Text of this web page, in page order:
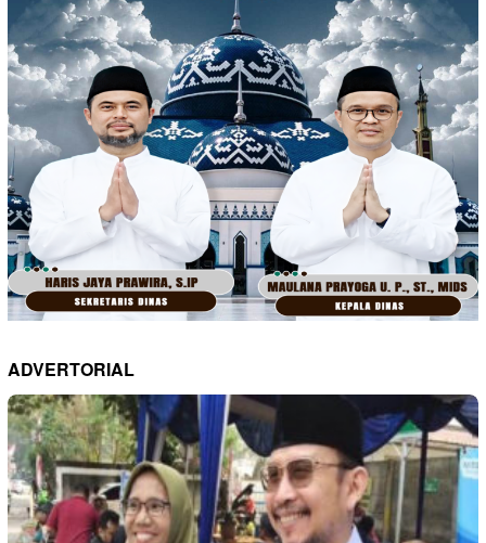
ADVERTORIAL